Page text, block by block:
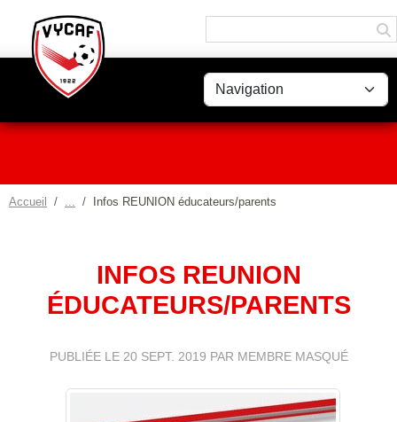
Accueil Infos REUNION éducateurs/parents
INFOS REUNION
ÉDUCATEURS/PARENTS
PUBLIÉE LE 20 SEPT. 2019 PAR MEMBRE MASQUÉ